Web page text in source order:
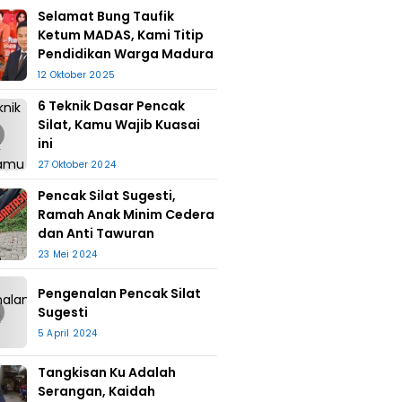
Selamat Bung Taufik
Ketum MADAS, Kami Titip
Pendidikan Warga Madura
12 Oktober 2025
6 Teknik Dasar Pencak
Silat, Kamu Wajib Kuasai
ini
27 Oktober 2024
Pencak Silat Sugesti,
Ramah Anak Minim Cedera
dan Anti Tawuran
23 Mei 2024
Pengenalan Pencak Silat
Sugesti
5 April 2024
Tangkisan Ku Adalah
Serangan, Kaidah